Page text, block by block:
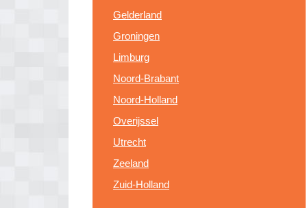
Gelderland
Groningen
Limburg
Noord-Brabant
Noord-Holland
Overijssel
Utrecht
Zeeland
Zuid-Holland